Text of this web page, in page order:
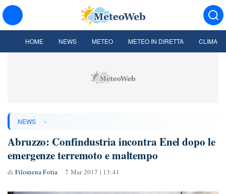
HOME NEWS METEO METEO IN DIRETTA CLIMA
NEWS »
Abruzzo: Confindustria incontra Enel dopo le
emergenze terremoto e maltempo
di Filomena Fotia 7 Mar 2017 | 13:41